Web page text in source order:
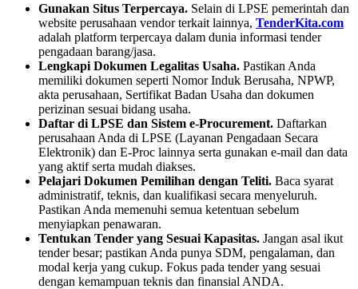
Gunakan Situs Terpercaya. Selain di LPSE pemerintah dan
website perusahaan vendor terkait lainnya, TenderKita.com
adalah platform terpercaya dalam dunia informasi tender
pengadaan barang/jasa.
Lengkapi Dokumen Legalitas Usaha. Pastikan Anda
memiliki dokumen seperti Nomor Induk Berusaha, NPWP,
akta perusahaan, Sertifikat Badan Usaha dan dokumen
perizinan sesuai bidang usaha.
Daftar di LPSE dan Sistem e-Procurement. Daftarkan
perusahaan Anda di LPSE (Layanan Pengadaan Secara
Elektronik) dan E-Proc lainnya serta gunakan e-mail dan data
yang aktif serta mudah diakses.
Pelajari Dokumen Pemilihan dengan Teliti. Baca syarat
administratif, teknis, dan kualifikasi secara menyeluruh.
Pastikan Anda memenuhi semua ketentuan sebelum
menyiapkan penawaran.
Tentukan Tender yang Sesuai Kapasitas. Jangan asal ikut
tender besar; pastikan Anda punya SDM, pengalaman, dan
modal kerja yang cukup. Fokus pada tender yang sesuai
dengan kemampuan teknis dan finansial ANDA.